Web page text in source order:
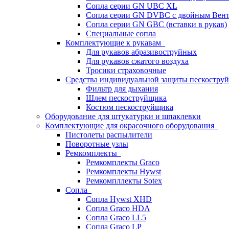
Сопла серии GN UBC XL
Сопла серии GN DVBC с двойным
Сопла серии GN GBC (вставки в рукав)
Специальные сопла
Комплектующие к рукавам
Для рукавов абразивоструйных
Для рукавов сжатого воздуха
Тросики страховочные
Средства индивидуальной защиты
Фильтр для дыхания
Шлем пескоструйщика
Костюм пескоструйщика
Оборудование для штукатурки и шпаклевки
Комплектующие для окрасочного оборудования
Пистолеты распылители
Поворотные узлы
Ремкомплекты
Ремкомплекты Graco
Ремкомплекты Hywst
Ремкомпллекты Sotex
Сопла
Сопла Hywst XHD
Сопла Graco HDA
Сопла Graco LL5
Сопла Graco LP